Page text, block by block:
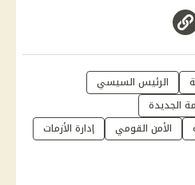
الرئيس السيسي
الجديدة
الأمن القومي
إدارة الأزمات